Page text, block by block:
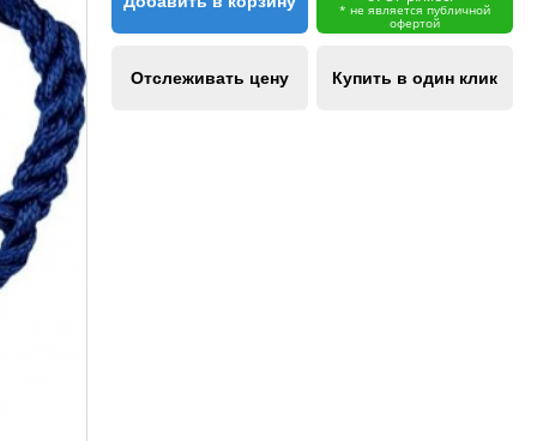
* не является публичной
офертой
Отслеживать цену Купить в один клик